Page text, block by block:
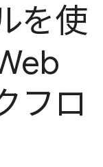
を使
フロ